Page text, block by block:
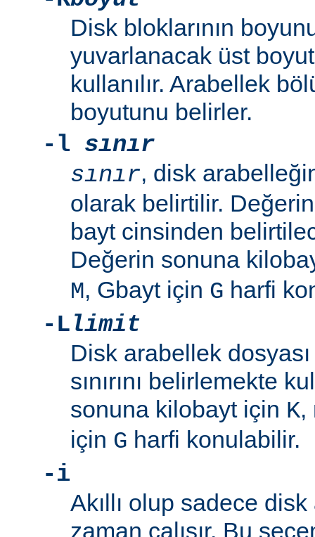
Disk bloklarının
yuvarlanacak üst
kullanılır. Arabellek
boyutunu belirler.
-l sınır
sınır, disk
olarak belirtilir.
bayt cinsinden
Değerin sonuna
M, Gbayt için G harfi
-Llimit
Disk arabellek
sınırını belirlemekte
sonuna kilobayt için K,
için G harfi konulabilir.
-i
Akıllı olup sadece
zaman çalışır. Bu